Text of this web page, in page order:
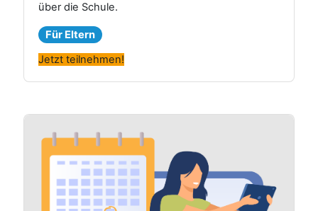
über die Schule.
Für Eltern
Jetzt teilnehmen!